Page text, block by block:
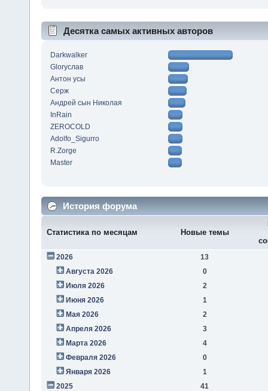
Десятка самых активных авторов
Darkwalker
Gloryслав
Антон усы
Серж
Андрей сын Николая
InRain
ZEROCOLD
Adolfo_Sigurro
R.Zorge
Master
История форума
Статистика по месяцам Новые темы
2026
13
Августа 2026
0
Июля 2026
2
Июня 2026
1
Мая 2026
2
Апреля 2026
3
Марта 2026
4
Февраля 2026
0
Января 2026
1
2025
41